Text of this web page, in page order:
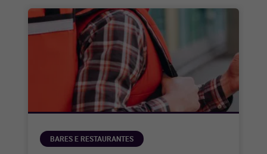
BARES E RESTAURANTES